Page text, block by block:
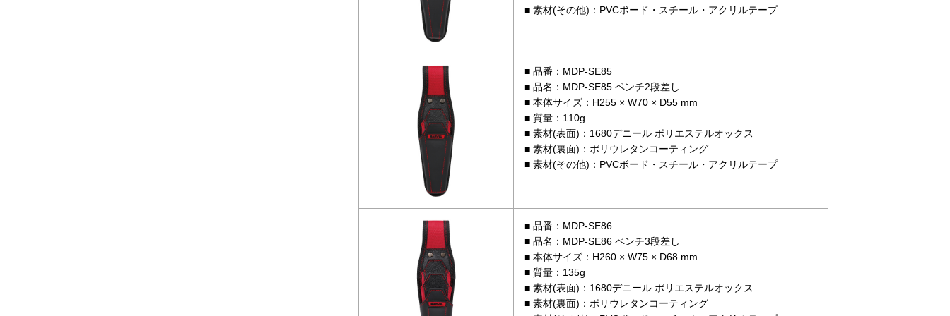
素材(その他)：PVCボード・スチール・アクリルテープ
品番：MDP-SE85
品名：MDP-SE85 ペンチ2段差し
本体サイズ：H255 × W70 × D55 mm
質量：110g
素材(表面)：1680デニール ポリエステルオックス
素材(裏面)：ポリウレタンコーティング
素材(その他)：PVCボード・スチール・アクリルテープ
品番：MDP-SE86
品名：MDP-SE86 ペンチ3段差し
本体サイズ：H260 × W75 × D68 mm
質量：135g
素材(表面)：1680デニール ポリエステルオックス
素材(裏面)：ポリウレタンコーティング